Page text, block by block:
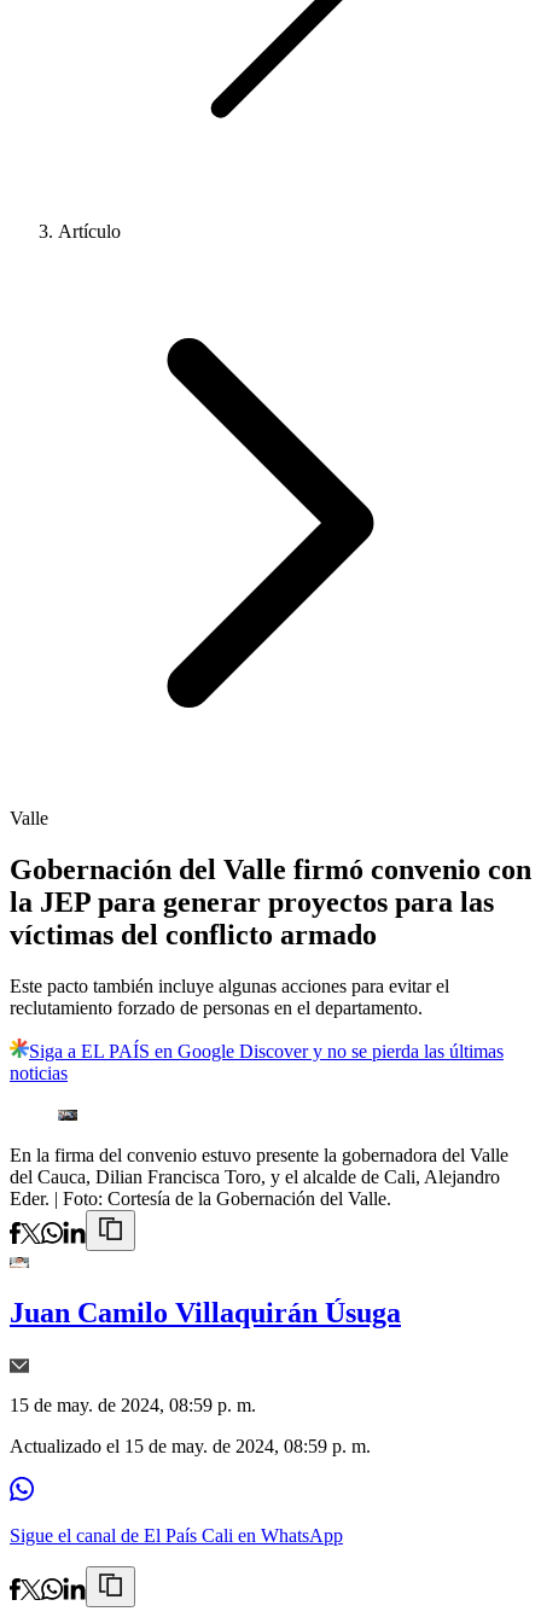
Artículo
Valle
Gobernación del Valle firmó convenio con
la JEP para generar proyectos para las
víctimas del conflicto armado
Este pacto también incluye algunas acciones para evitar el
reclutamiento forzado de personas en el departamento.
Siga a EL PAÍS en Google Discover y no se pierda las últimas
noticias
En la firma del convenio estuvo presente la gobernadora del Valle
del Cauca, Dilian Francisca Toro, y el alcalde de Cali, Alejandro
Eder. | Foto: Cortesía de la Gobernación del Valle.
Juan Camilo Villaquirán Úsuga
15 de may. de 2024, 08:59 p. m.
Actualizado el 15 de may. de 2024, 08:59 p. m.
Sigue el canal de El País Cali en WhatsApp